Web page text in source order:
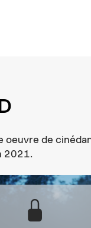
oeuvre de
2021.